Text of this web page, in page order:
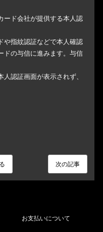
ード会社が提供する本人認
や指紋認証などで本人確認
ドの与信に進みます。与信
認証画面が表示されず、
次の記事
お支払いについて